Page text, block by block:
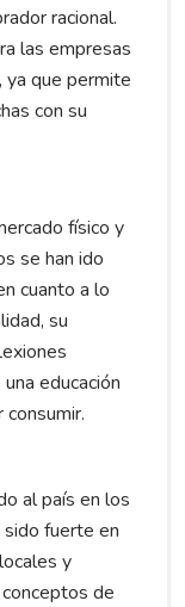
racional.
las empresas
ya que permite
con su
físico y
se han ido
cuanto a lo
su
educación
al país en los
fuerte en
y
de